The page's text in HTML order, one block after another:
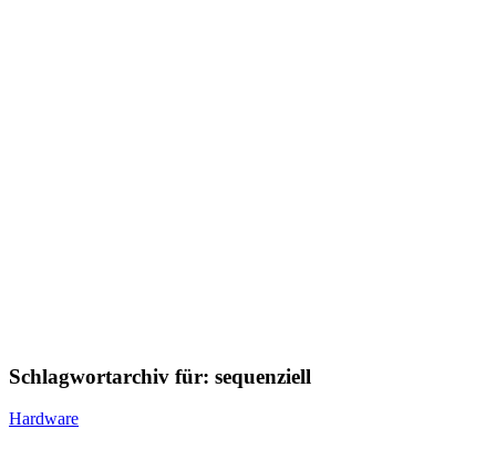
Schlagwortarchiv für: sequenziell
Hardware